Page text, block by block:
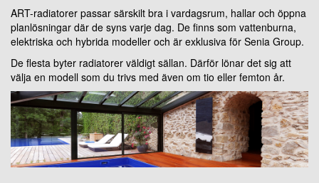
ART-radiatorer passar särskilt bra i vardagsrum, hallar och öppna
planlösningar där de syns varje dag. De finns som vattenburna,
elektriska och hybrida modeller och är exklusiva för Senia Group.
De flesta byter radiatorer väldigt sällan. Därför lönar det sig att
välja en modell som du trivs med även om tio eller femton år.